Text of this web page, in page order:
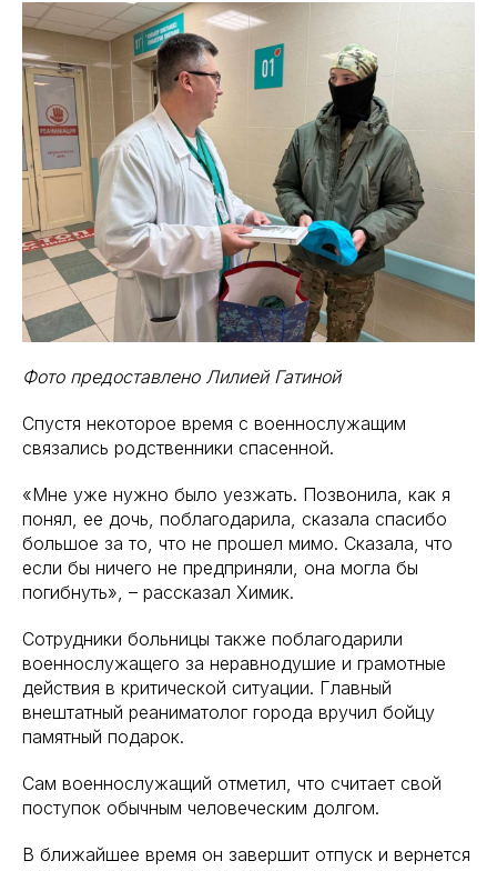
Фото предоставлено Лилией Гатиной
Спустя некоторое время с военнослужащим
связались родственники спасенной.
«Мне уже нужно было уезжать. Позвонила, как я
понял, ее дочь, поблагодарила, сказала спасибо
большое за то, что не прошел мимо. Сказала, что
если бы ничего не предприняли, она могла бы
погибнуть», – рассказал Химик.
Сотрудники больницы также поблагодарили
военнослужащего за неравнодушие и грамотные
действия в критической ситуации. Главный
внештатный реаниматолог города вручил бойцу
памятный подарок.
Сам военнослужащий отметил, что считает свой
поступок обычным человеческим долгом.
В ближайшее время он завершит отпуск и вернется